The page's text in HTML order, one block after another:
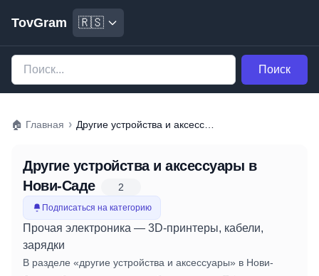
TovGram 🇷🇸
Поиск
🏠 Главная ›
Другие устройства и аксессуары в
Нови-Саде
2
Подписаться на категорию
Прочая электроника — 3D-принтеры, кабели,
зарядки
В разделе «другие устройства и аксессуары» в Нови-